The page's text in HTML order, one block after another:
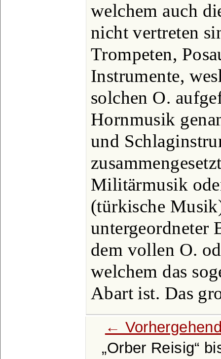
welchem auch
nicht vertreten
Trompeten,
Instrumente,
solchen O.
Hornmusik
und
Militärmusik
(türkische
untergeordneter
dem vollen O.
welchem das
Abart ist. Das
←
Orber Reisig